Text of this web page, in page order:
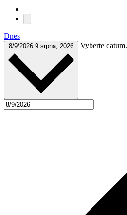
Dnes
8/9/2026 9 srpna, 2026 Vyberte datum.